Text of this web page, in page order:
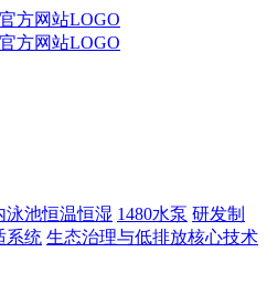
泳池恒温恒湿 1480水泵 研发制
系统 生态治理与低排放核心技术